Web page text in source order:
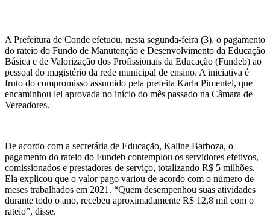
A Prefeitura de Conde efetuou, nesta segunda-feira (3), o pagamento
do rateio do Fundo de Manutenção e Desenvolvimento da Educação
Básica e de Valorização dos Profissionais da Educação (Fundeb) ao
pessoal do magistério da rede municipal de ensino. A iniciativa é
fruto do compromisso assumido pela prefeita Karla Pimentel, que
encaminhou lei aprovada no início do mês passado na Câmara de
Vereadores.
De acordo com a secretária de Educação, Kaline Barboza, o
pagamento do rateio do Fundeb contemplou os servidores efetivos,
comissionados e prestadores de serviço, totalizando R$ 5 milhões.
Ela explicou que o valor pago variou de acordo com o número de
meses trabalhados em 2021. “Quem desempenhou suas atividades
durante todo o ano, recebeu aproximadamente R$ 12,8 mil com o
rateio”, disse.